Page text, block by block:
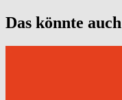
Das könnte